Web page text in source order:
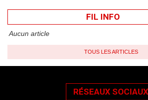
FIL INFO
Aucun article
TOUS LES ARTICLES
RÉSEAUX SOCIAUX